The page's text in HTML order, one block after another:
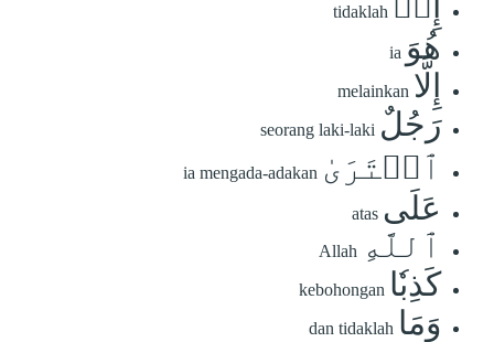
tidaklah
هُوَ ia
إِلَّا melainkan
رَجُلٌ seorang laki-laki
ٱفۡتَرَىٰ ia mengada-adakan
عَلَى atas
ٱللَّهِ Allah
كَذِبٗا kebohongan
وَمَا dan tidaklah